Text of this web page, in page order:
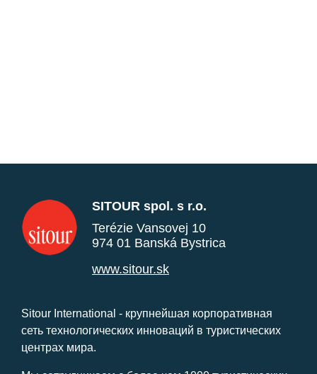
SITOUR spol. s r.o.
Terézie Vansovej 10
974 01 Banská Bystrica
www.sitour.sk
Sitour International - крупнейшая корпоративная
сеть технологических инноваций в туристических
центрах мира.